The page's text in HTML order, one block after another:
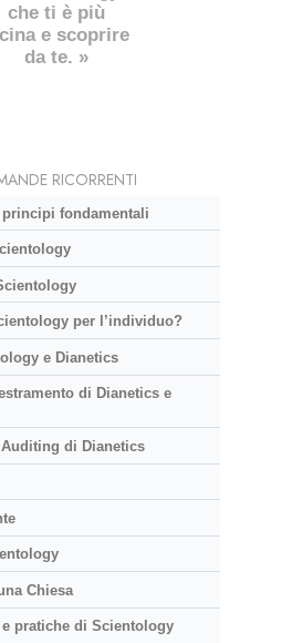
che ti è più
e scoprire
da te. »
RICORRENTI
fondamentali
per l’individuo?
e Dianetics
di Dianetics e
di Dianetics
Chiesa
pratiche di Scientology